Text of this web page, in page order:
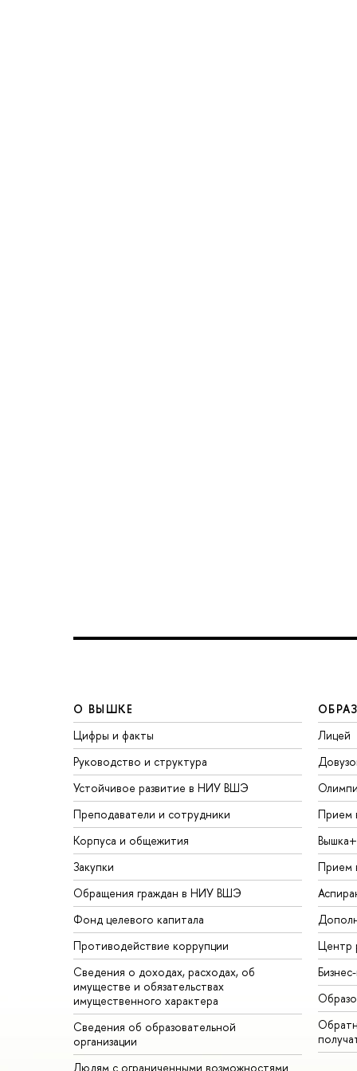
О ВЫШКЕ
Цифры и факты
Руководство и структура
Устойчивое развитие в НИУ ВШЭ
Преподаватели и сотрудники
Корпуса и общежития
Закупки
Обращения граждан в НИУ ВШЭ
Фонд целевого капитала
Противодействие коррупции
Сведения о доходах, расходах, об
имуществе и обязательствах
имущественного характера
Сведения об образовательной
организации
Людям с ограниченными возможностями
Лицей
Прием
Вышка+
Прием
Центр